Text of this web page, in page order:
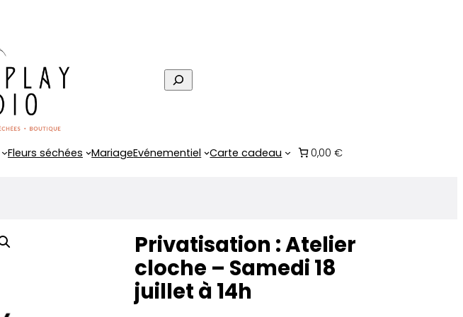
R
e
r
Fleurs séchées MariageEvénementiel Carte cadeau 0,00 €
Privatisation : Atelier
cloche – Samedi 18
juillet à 14h